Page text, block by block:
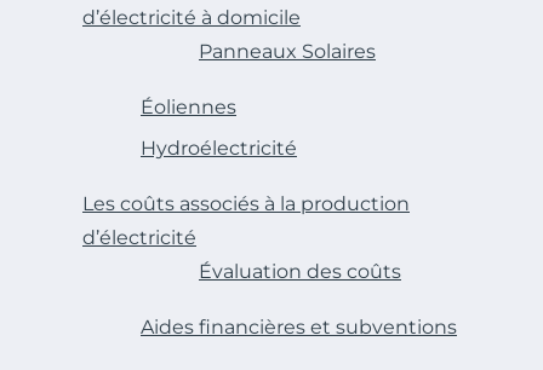
d’électricité à domicile
Panneaux Solaires
Éoliennes
Hydroélectricité
Les coûts associés à la production
d’électricité
Évaluation des coûts
Aides financières et subventions